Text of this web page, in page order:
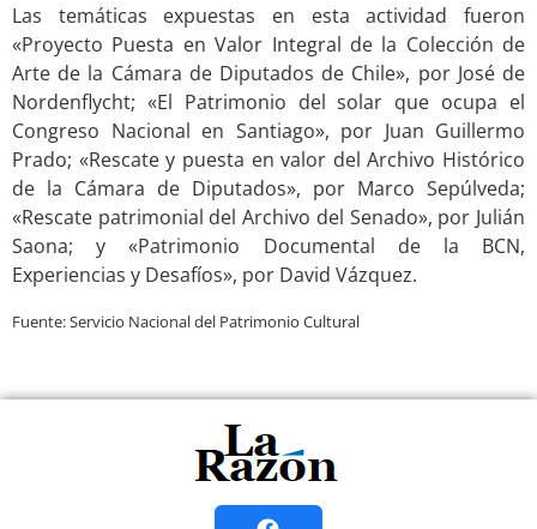
Las temáticas expuestas en esta actividad fueron
«Proyecto Puesta en Valor Integral de la Colección de
Arte de la Cámara de Diputados de Chile», por José de
Nordenflycht; «El Patrimonio del solar que ocupa el
Congreso Nacional en Santiago», por Juan Guillermo
Prado; «Rescate y puesta en valor del Archivo Histórico
de la Cámara de Diputados», por Marco Sepúlveda;
«Rescate patrimonial del Archivo del Senado», por Julián
Saona; y «Patrimonio Documental de la BCN,
Experiencias y Desafíos», por David Vázquez.
Fuente:Servicio Nacional del Patrimonio Cultural